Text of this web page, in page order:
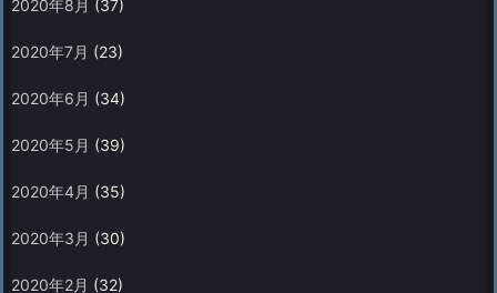
2020年8月 (37)
2020年7月 (23)
2020年6月 (34)
2020年5月 (39)
2020年4月 (35)
2020年3月 (30)
2020年2月 (32)